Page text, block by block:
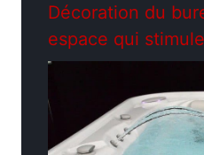
Décoration du
espace qui